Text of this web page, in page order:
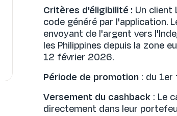
Critères d'éligibilité : Un client
code généré par l'application.
envoyant de l'argent vers
les Philippines depuis la zone
12 février 2026.
Période de promotion : du
Versement du cashback : Le
directement dans leur